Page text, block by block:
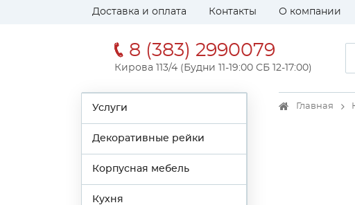
Доставка и оплата Контакты О компании
8 (383) 2990079
Кирова 113/4 (Будни 11-19:00 СБ 12-17:00)
Услуги
Декоративные рейки
Корпусная мебель
Кухня
Главная